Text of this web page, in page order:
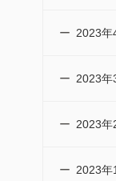
2023年
2023年
2023年
2023年